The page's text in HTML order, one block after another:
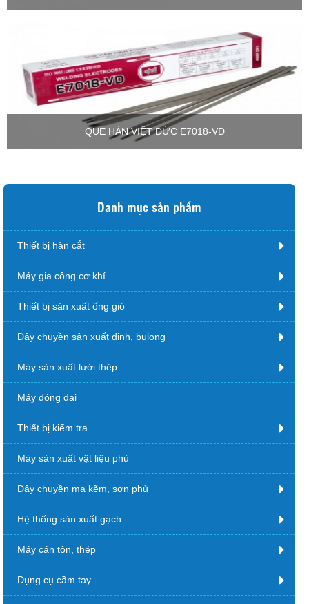
QUE HÀN VIỆT ĐỨC E7018-VD
Danh mục sản phẩm
Thiết bị hàn cắt
Máy gia công cơ khí
Thiết bị sản xuất ống gió
Dây chuyền sản xuất đinh, bulong
Máy sản xuất lưới thép
Máy đóng đai
Thiết bị kiểm tra
Máy sản xuất vật liệu phủ
Dây chuyền mạ kẽm, sơn phủ
Hệ thống sản xuất gạch
Máy cán tôn, thép
Dụng cụ cầm tay